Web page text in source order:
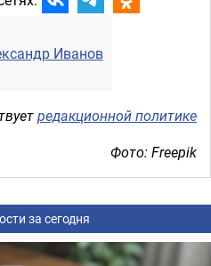
Иванов
редакционной политике
Фото: Freepik
за сегодня